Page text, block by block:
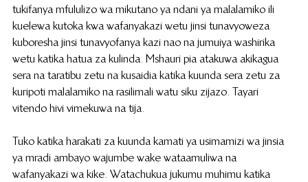
tukifanya mfululizo wa mikutano ya ndani ya malalamiko ili
kuelewa kutoka kwa wafanyakazi wetu jinsi tunavyoweza
kuboresha jinsi tunavyofanya kazi nao na jumuiya washirika
wetu katika hatua za kulinda. Mshauri pia atakuwa akikagua
sera na taratibu zetu na kusaidia katika kuunda sera zetu za
kuripoti malalamiko na rasilimali watu siku zijazo. Tayari
vitendo hivi vimekuwa na tija.
Tuko katika harakati za kuunda kamati ya usimamizi wa jinsia
ya mradi ambayo wajumbe wake wataamuliwa na
wafanyakazi wa kike. Watachukua jukumu muhimu katika